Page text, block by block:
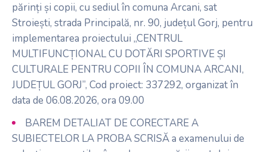
părinți și copii, cu sediul în comuna Arcani, sat
Stroiești, strada Principală, nr. 90, județul Gorj, pentru
implementarea proiectului „CENTRUL
MULTIFUNCȚIONAL CU DOTĂRI SPORTIVE ȘI
CULTURALE PENTRU COPII ÎN COMUNA ARCANI,
JUDEȚUL GORJ”, Cod proiect: 337292, organizat în
data de 06.08.2026, ora 09.00
BAREM DETALIAT DE CORECTARE A
SUBIECTELOR LA PROBA SCRISĂ a examenului de